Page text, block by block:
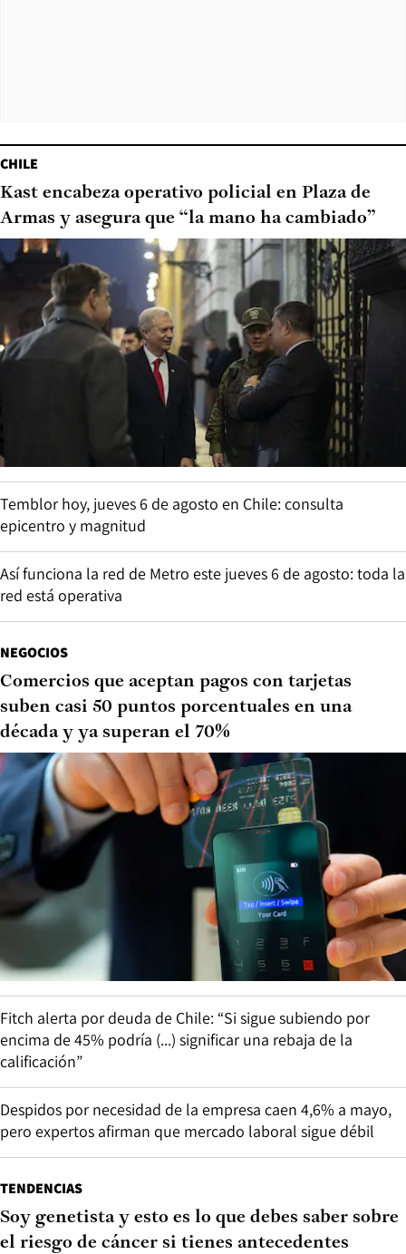
CHILE
Kast encabeza operativo policial en Plaza de
Armas y asegura que “la mano ha cambiado”
Temblor hoy, jueves 6 de agosto en Chile: consulta
epicentro y magnitud
Así funciona la red de Metro este jueves 6 de agosto: toda la
red está operativa
NEGOCIOS
Comercios que aceptan pagos con tarjetas
suben casi 50 puntos porcentuales en una
década y ya superan el 70%
Fitch alerta por deuda de Chile: “Si sigue subiendo por
encima de 45% podría (...) significar una rebaja de la
calificación”
Despidos por necesidad de la empresa caen 4,6% a mayo,
pero expertos afirman que mercado laboral sigue débil
TENDENCIAS
Soy genetista y esto es lo que debes saber sobre
el riesgo de cáncer si tienes antecedentes